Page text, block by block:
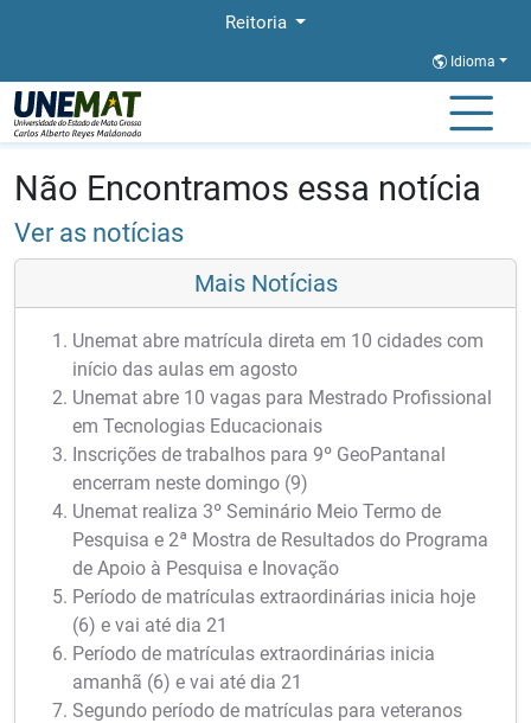
Reitoria
Idioma
Página Inicial
Não Encontramos essa notícia
Ver as notícias
Mais Notícias
Unemat abre matrícula direta em 10 cidades com
início das aulas em agosto
Unemat abre 10 vagas para Mestrado Profissional
em Tecnologias Educacionais
Inscrições de trabalhos para 9º GeoPantanal
encerram neste domingo (9)
Unemat realiza 3º Seminário Meio Termo de
Pesquisa e 2ª Mostra de Resultados do Programa
de Apoio à Pesquisa e Inovação
Período de matrículas extraordinárias inicia hoje
(6) e vai até dia 21
Período de matrículas extraordinárias inicia
amanhã (6) e vai até dia 21
Segundo período de matrículas para veteranos